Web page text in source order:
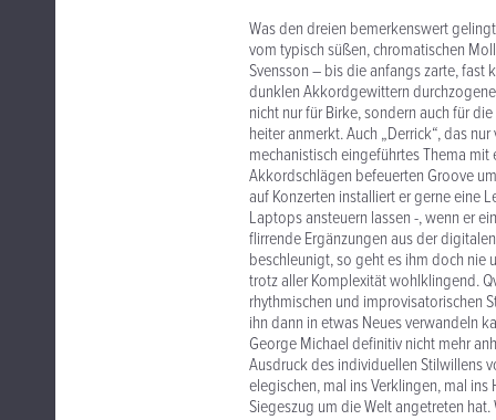
Was den dreien bemerkenswert
vom typisch süßen, chromatischen
Svensson – bis die anfangs zarte, fast
dunklen Akkordgewittern
nicht nur für Birke, sondern auch für
heiter anmerkt. Auch „Derrick“, das
mechanistisch eingeführtes Thema
Akkordschlägen befeuerten Groove
auf Konzerten installiert er gerne eine
Laptops ansteuern lassen -, wenn er
flirrende Ergänzungen aus der
beschleunigt, so geht es ihm doch nie
trotz aller Komplexität wohlklingend.
rhythmischen und improvisatorischen
ihn dann in etwas Neues verwandeln
George Michael definitiv nicht mehr
Ausdruck des individuellen Stilwillens
elegischen, mal ins Verklingen, mal
Siegeszug um die Welt angetreten